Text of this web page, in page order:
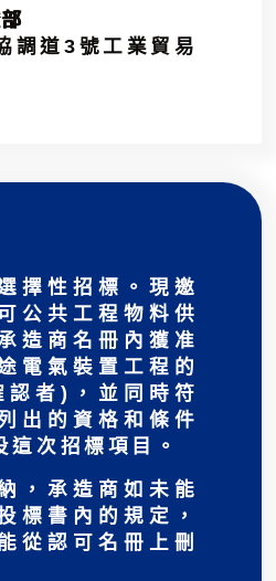
調道3號工業貿易
擇性招標。現邀
公共工程物料供
造商名冊內獲准
電氣裝置工程的
者)，並同時符
出的資格和條件
這次招標項目。
，承造商如未能
標書內的規定，
從認可名冊上刪